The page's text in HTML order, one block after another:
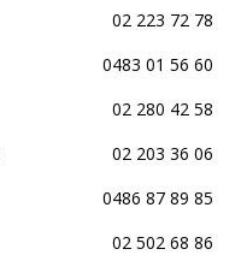
02 223 72 78
0483 01 56 60
02 280 42 58
02 203 36 06
0486 87 89 85
02 502 68 86